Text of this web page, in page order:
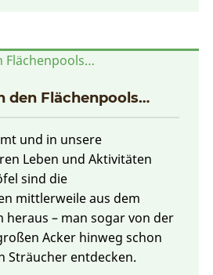
den Flächenpools…
und in unsere
Leben und Aktivitäten
sind die
mittlerweile aus dem
heraus – man sogar von der
Acker hinweg schon
Sträucher entdecken.